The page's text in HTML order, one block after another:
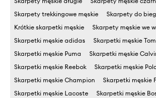
Skarpety trekkingowe męskie
Skarpety do
Krótkie skarpetki męskie
Skarpety męskie we
Skarpetki męskie adidas
Skarpetki męskie
Skarpetki męskie Puma
Skarpetki męskie
Skarpetki męskie Reebok
Skarpetki męskie
Skarpetki męskie Champion
Skarpetki męskie
Skarpetki męskie Lacoste
Skarpetki męskie